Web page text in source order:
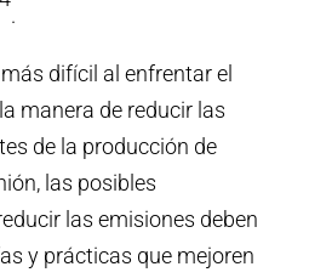
.
difícil al enfrentar el
manera de reducir las
de la producción de
las posibles
las emisiones deben
y prácticas que mejoren